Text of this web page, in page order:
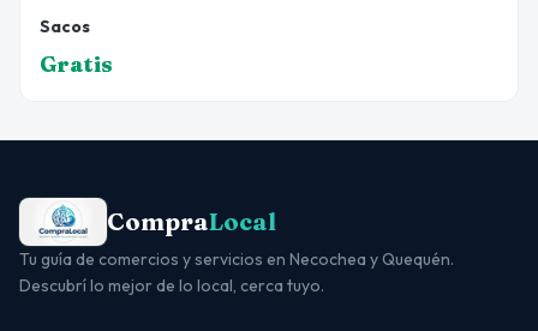
Sacos
Gratis
CompraLocal
Tu guía de comercios y servicios en Necochea y Quequén.
Descubrí lo mejor de lo local, cerca tuyo.